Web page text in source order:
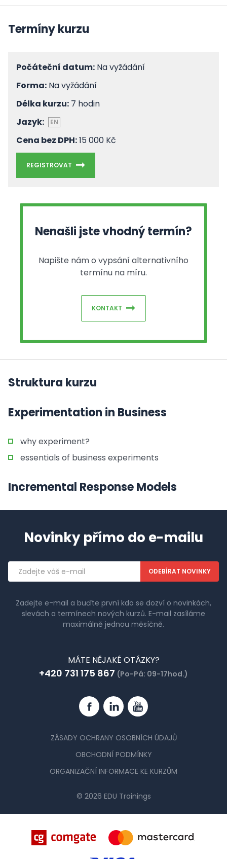
Termíny kurzu
Počáteční datum: Na vyžádání
Forma: Na vyžádání
Délka kurzu: 7 hodin
Jazyk:
EN
Cena bez DPH:15 000 Kč
REGISTROVAT
Nenašli jste vhodný termín?
Napište nám o vypsání alternativního
termínu na míru.
KONTAKT
Struktura kurzu
Experimentation in Business
why experiment?
essentials of business experiments
Incremental Response Models
Novinky přímo do e-mailu
Emailová
adresa
Zadejte e-mail a buďte první kdo se dozví o novinkách,
slevách a termínech nových kurzů. E-mail zasíláme
maximálně jednou měsíčně.
MÁTE NĚJAKÉ OTÁZKY?
+420 731 175 867 (Po-Pá: 09-17hod.)
FacebookLinkedinYouTube
ZÁSADY OCHRANY OSOBNÍCH ÚDAJŮ
OBCHODNÍ PODMÍNKY
ORGANIZAČNÍ INFORMACE KE KURZŮM
© 2026 EDU Trainings